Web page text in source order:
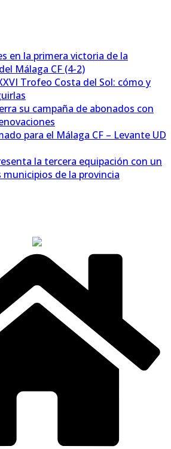
en la primera victoria de la
Málaga CF (4-2)
Trofeo Costa del Sol: cómo y
su campaña de abonados con
para el Málaga CF – Levante UD
la tercera equipación con un
de la provincia